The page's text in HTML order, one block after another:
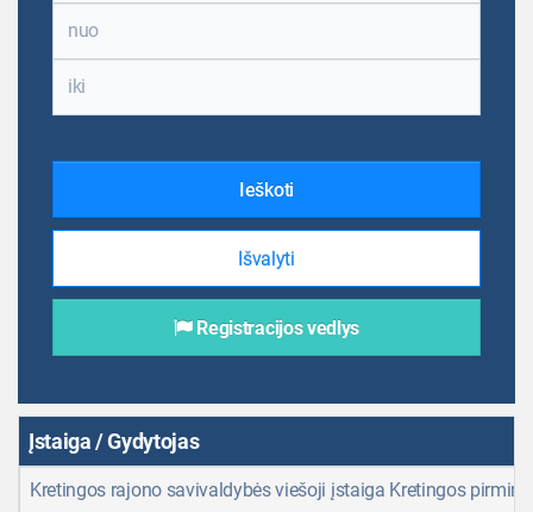
Ieškoti
Išvalyti
Registracijos vedlys
Įstaiga / Gydytojas
Kretingos rajono savivaldybės viešoji įstaiga Kretingos